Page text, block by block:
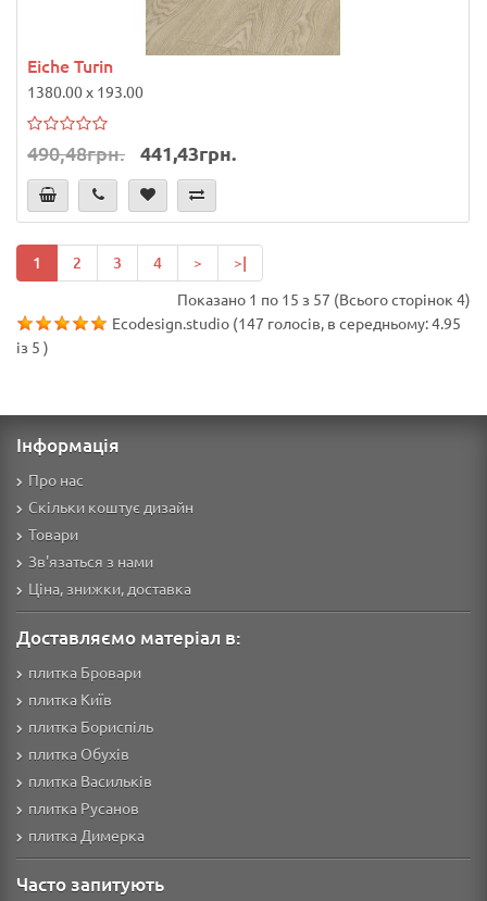
Eiche Turin
1380.00 x 193.00
490,48грн. 441,43грн.
1 2 3 4 > >|
Показано 1 по 15 з 57 (Всього сторінок 4)
Ecodesign.studio (147 голосів, в середньому:4.95
із 5 )
Інформація
Про нас
Скільки коштує дизайн
Товари
Зв'язаться з нами
Ціна, знижки, доставка
Доставляємо матеріал в:
плитка Бровари
плитка Київ
плитка Бориспіль
плитка Обухів
плитка Васильків
плитка Русанов
плитка Димерка
Часто запитують